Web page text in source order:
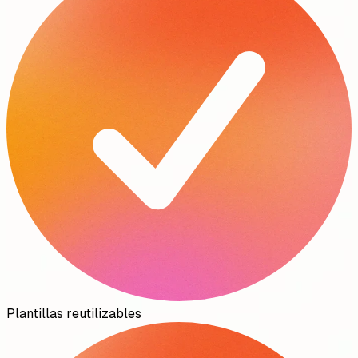
Plantillas reutilizables